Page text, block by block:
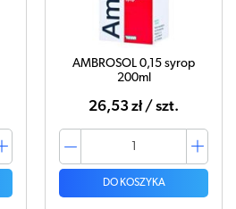
AMBROSOL 0,15 syrop
200ml
26,53 zł / szt.
DO KOSZYKA